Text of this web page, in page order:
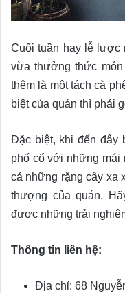
Cuối tuần hay lễ lược
vừa thưởng thức món
thêm là một tách cà
biệt của quán thì phải
Đặc biệt, khi đến đây
phố cổ với những mái
cả những rặng cây xa
thượng của quán.
được những trải
Thông tin liên hệ:
Địa chỉ: 68